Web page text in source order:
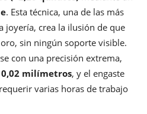
. Esta técnica, una de las más
joyería, crea la ilusión de que
sin ningún soporte visible.
con una precisión extrema,
0,02 milímetros, y el engaste
varias horas de trabajo